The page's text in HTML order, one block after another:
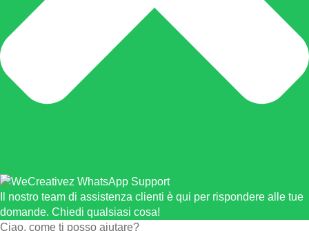
Il nostro team di assistenza clienti è qui per rispondere alle tue
domande. Chiedi qualsiasi cosa!
Ciao, come ti posso aiutare?